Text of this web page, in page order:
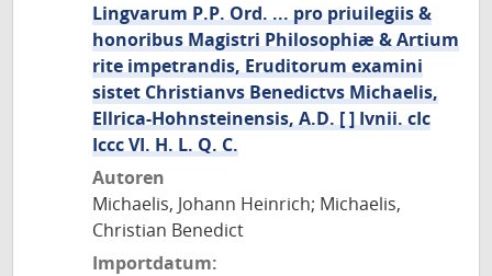
Lingvarum P.P. Ord. ... pro priuilegiis &
honoribus Magistri Philosophiæ & Artium
rite impetrandis, Eruditorum examini
sistet Christianvs Benedictvs Michaelis,
Ellrica-Hohnsteinensis, A.D. [ ] Ivnii. cIc
Iccc VI. H. L. Q. C.
Autoren
Michaelis, Johann Heinrich; Michaelis,
Christian Benedict
Importdatum: